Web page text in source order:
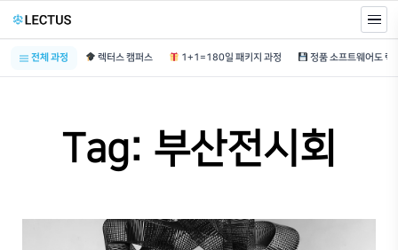
전체 과정 렉터스 캠퍼스 1+1=180일 패키지 과정
Tag: 부산전시회